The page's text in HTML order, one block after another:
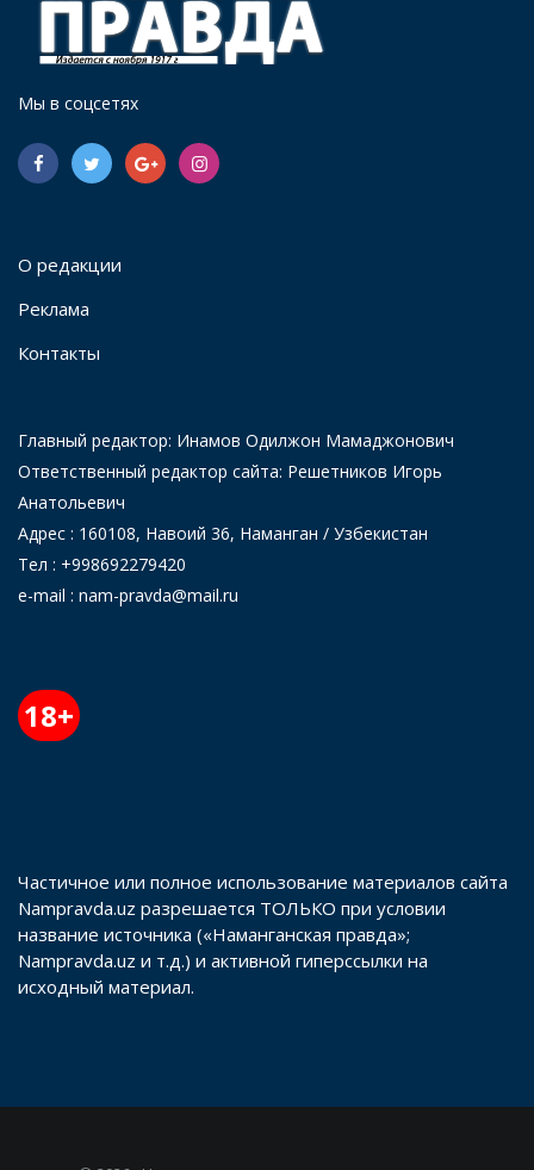
Мы в соцсетях
О редакции
Реклама
Контакты
Главный редактор: Инамов Одилжон Мамаджонович
Ответственный редактор сайта: Решетников Игорь
Анатольевич
Адрес : 160108, Навоий 36, Наманган / Узбекистан
Тел : +998692279420
e-mail : nam-pravda@mail.ru
18+
Частичное или полное использование материалов сайта
Nampravda.uz разрешается ТОЛЬКО при условии
название источника («Наманганская правда»;
Nampravda.uz и т.д.) и активной гиперссылки на
исходный материал.